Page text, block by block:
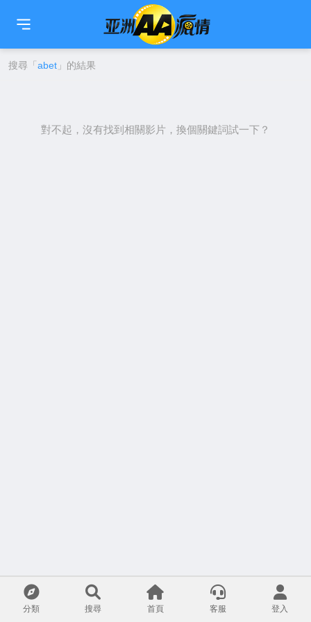
🇹🇼 简中 🇺🇸EN 🇯🇵日本語
搜尋「 abet 」的結果
對不起，沒有找到相關影片，換個關鍵詞試一下？
分類 搜尋 首頁 客服 登入